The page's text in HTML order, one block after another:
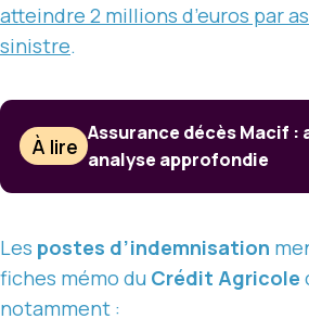
atteindre 2 millions d’euros par
sinistre.
À lire
Assurance décès Macif :
analyse approfondie
Les postes d’indemnisation
fiches mémo du Crédit Agricole
notamment :